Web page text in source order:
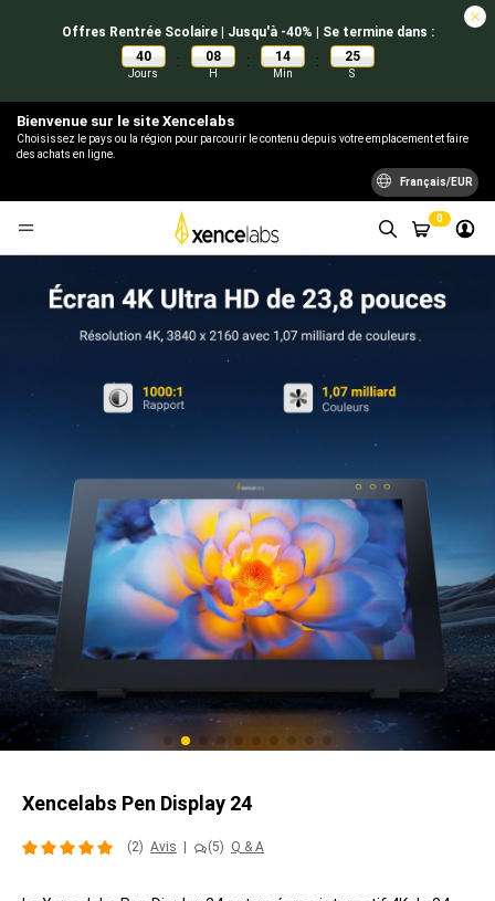
Offres Rentrée Scolaire | Jusqu'à -40% | Se termine dans :
40
Jours
: 08
H
: 14
Min
: 24
S
Bienvenue sur le site Xencelabs
Choisissez le pays ou la région pour parcourir le contenu depuis votre emplacement et faire
des achats en ligne.
Français/EUR
0
Xencelabs Pen Display 24
(2) Avis (5) Q & A